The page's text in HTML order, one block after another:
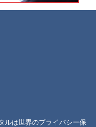
ルは世界のプライバシー保